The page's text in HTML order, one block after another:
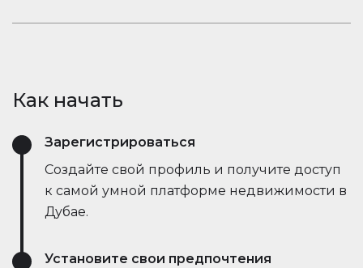
делая сделки быстрее и эффективнее, чем
приложениями. Задавайте вопросы, делитесь
режиме реального времени — всё в одном
месте.
Как начать
Зарегистрироваться
Создайте свой профиль и получите доступ
к самой умной платформе недвижимости в
Дубае.
Установите свои предпочтения